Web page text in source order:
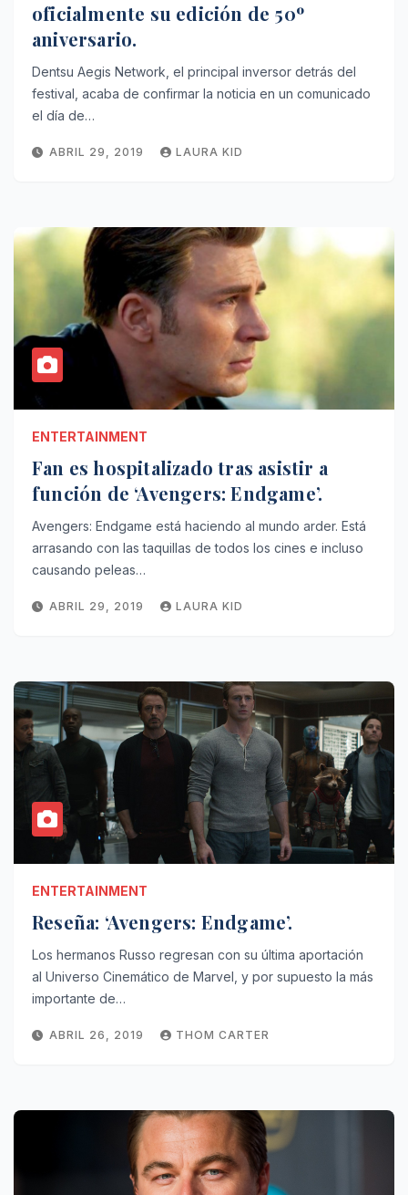
oficialmente su edición de 50º
aniversario.
Dentsu Aegis Network, el principal inversor detrás del
festival, acaba de confirmar la noticia en un comunicado
el día de…
ABRIL 29, 2019 LAURA KID
ENTERTAINMENT
Fan es hospitalizado tras asistir a
función de ‘Avengers: Endgame’.
Avengers: Endgame está haciendo al mundo arder. Está
arrasando con las taquillas de todos los cines e incluso
causando peleas…
ABRIL 29, 2019 LAURA KID
ENTERTAINMENT
Reseña: ‘Avengers: Endgame’.
Los hermanos Russo regresan con su última aportación
al Universo Cinemático de Marvel, y por supuesto la más
importante de…
ABRIL 26, 2019 THOM CARTER